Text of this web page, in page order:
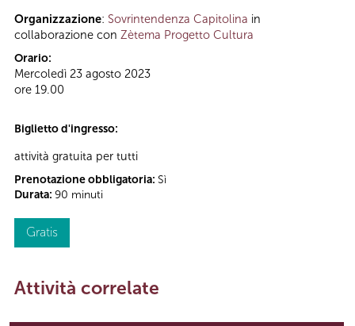
Organizzazione: Sovrintendenza Capitolina in
collaborazione con Zètema Progetto Cultura
Orario:
Mercoledì 23 agosto 2023
ore 19.00
Biglietto d'ingresso:
attività gratuita per tutti
Prenotazione obbligatoria: Sì
Durata: 90 minuti
Gratis
Attività correlate